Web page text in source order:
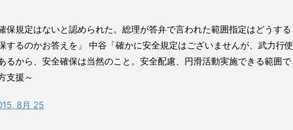
保規定はないと認められた。総理が答弁で言われた範囲指定はどうする
するのかお答えを」 中谷「確かに安全規定はございませんが、武力行使
るから、安全確保は当然のこと。安全配慮、円滑活動実施できる範囲で
支援～
8月 25